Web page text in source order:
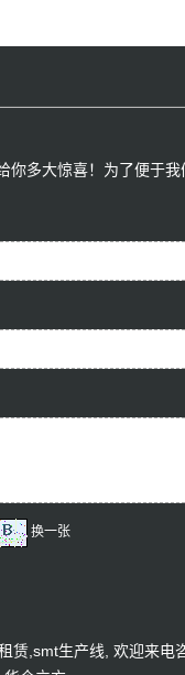
你多大惊喜！为了便于
换一张
赁, smt生产线 , 欢迎来电